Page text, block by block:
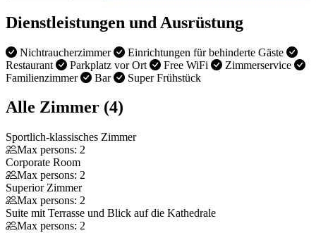
Dienstleistungen und Ausrüstung
Nichtraucherzimmer
Einrichtungen für behinderte Gäste
Restaurant
Parkplatz vor Ort Free WiFi
Zimmerservice
Familienzimmer
Bar Super Frühstück
Alle Zimmer (4)
Sportlich-klassisches Zimmer
Max persons: 2
Corporate Room
Max persons: 2
Superior Zimmer
Max persons: 2
Suite mit Terrasse und Blick auf die Kathedrale
Max persons: 2